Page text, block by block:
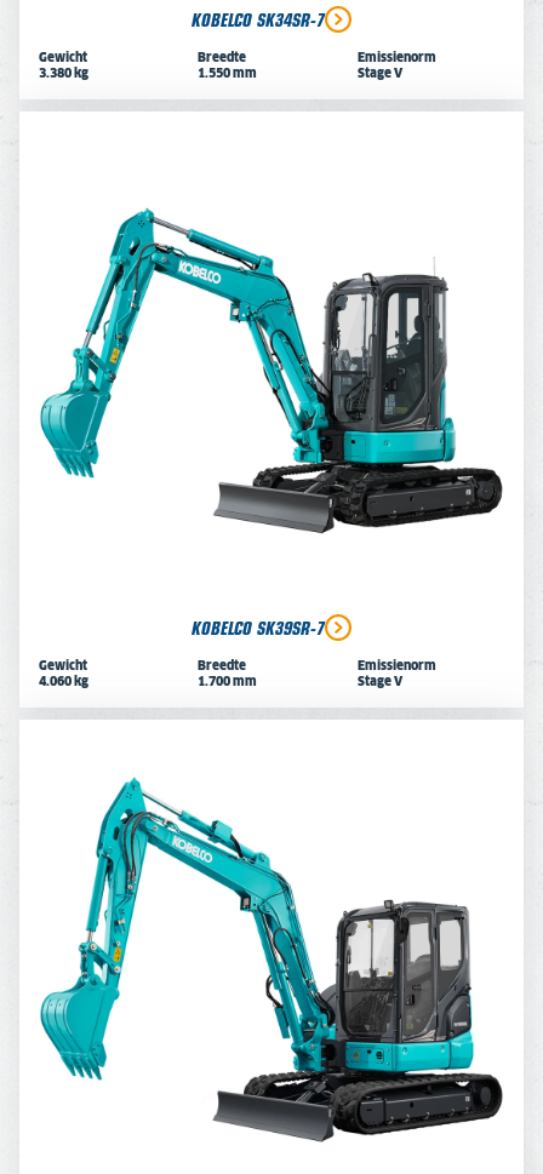
KOBELCO SK34SR-7
Gewicht
3.380 kg
Breedte
1.550 mm
Emissienorm
Stage V
KOBELCO SK39SR-7
Gewicht
4.060 kg
Breedte
1.700 mm
Emissienorm
Stage V